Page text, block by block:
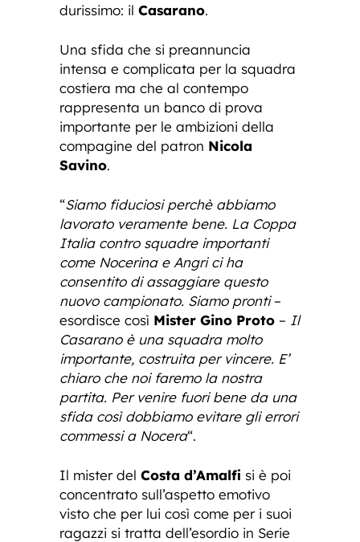
durissimo: il Casarano.
Una sfida che si preannuncia
intensa e complicata per la squadra
costiera ma che al contempo
rappresenta un banco di prova
importante per le ambizioni della
compagine del patron Nicola
Savino.
“Siamo fiduciosi perchè abbiamo
lavorato veramente bene. La Coppa
Italia contro squadre importanti
come Nocerina e Angri ci ha
consentito di assaggiare questo
nuovo campionato. Siamo pronti–
esordisce così Mister Gino Proto – Il
Casarano è una squadra molto
importante, costruita per vincere. E’
chiaro che noi faremo la nostra
partita. Per venire fuori bene da una
sfida così dobbiamo evitare gli errori
commessi a Nocera“.
Il mister del Costa d’Amalfi si è poi
concentrato sull’aspetto emotivo
visto che per lui così come per i suoi
ragazzi si tratta dell’esordio in Serie